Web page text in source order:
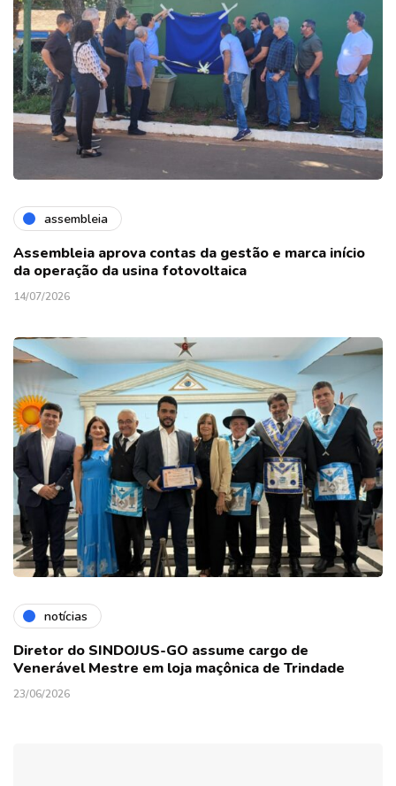
assembleia
Assembleia aprova contas da gestão e marca início
da operação da usina fotovoltaica
14/07/2026
notícias
Diretor do SINDOJUS-GO assume cargo de
Venerável Mestre em loja maçônica de Trindade
23/06/2026